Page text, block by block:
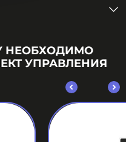
НЕОБХОДИМО
УПРАВЛЕНИЯ